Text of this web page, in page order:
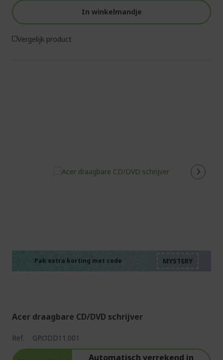
In winkelmandje
Vergelijk product
Pak extra korting met code
Acer draagbare CD/DVD schrijver
Ref. GP.ODD11.001
Automatisch verrekend in